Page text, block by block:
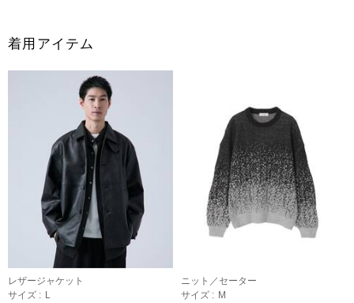
着用アイテム
レザージャケット
サイズ : L
ニット／セーター
サイズ : M